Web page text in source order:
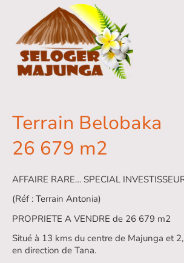
Terrain Belobaka
26 679 m2
AFFAIRE RARE… SPECIAL
(Réf : Terrain Antonia)
PROPRIETE A VENDRE de 26 679 m2
Situé à 13 kms du centre de Majunga et
en direction de Tana.